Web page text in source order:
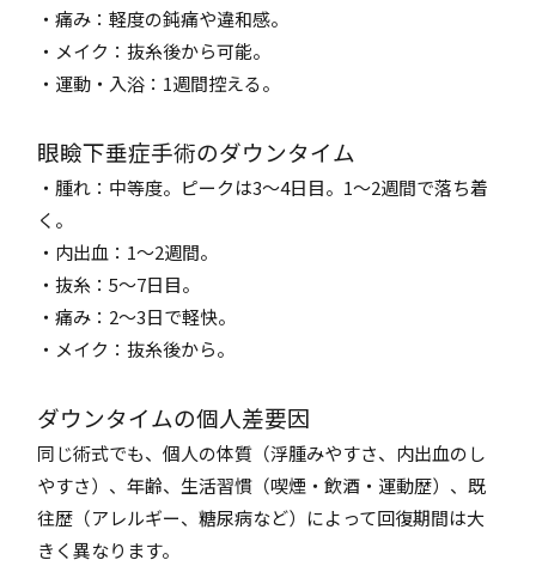
・痛み：軽度の鈍痛や違和感。
・メイク：抜糸後から可能。
・運動・入浴：1週間控える。
眼瞼下垂症手術のダウンタイム
・腫れ：中等度。ピークは3～4日目。1～2週間で落ち着
く。
・内出血：1～2週間。
・抜糸：5～7日目。
・痛み：2～3日で軽快。
・メイク：抜糸後から。
ダウンタイムの個人差要因
同じ術式でも、個人の体質（浮腫みやすさ、内出血のし
やすさ）、年齢、生活習慣（喫煙・飲酒・運動歴）、既
往歴（アレルギー、糖尿病など）によって回復期間は大
きく異なります。